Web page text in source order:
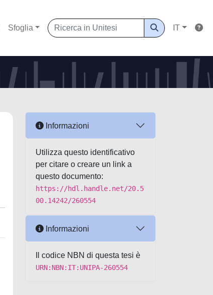
Sfoglia IT
Informazioni
Utilizza questo identificativo
per citare o creare un link a
questo documento:
https://hdl.handle.net/20.5
00.14242/260554
Informazioni
Il codice NBN di questa tesi è
URN:NBN:IT:UNIPA-260554